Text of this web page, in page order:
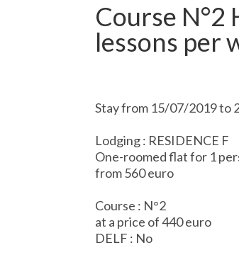
Course N°2
lessons per
Stay from 15/07/2019 to
Lodging : RESIDENCE F
One-roomed flat for 1
from 560 euro
Course : N°2
at a price of 440 euro
DELF : No